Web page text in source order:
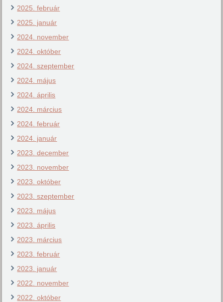
2025. február
2025. január
2024. november
2024. október
2024. szeptember
2024. május
2024. április
2024. március
2024. február
2024. január
2023. december
2023. november
2023. október
2023. szeptember
2023. május
2023. április
2023. március
2023. február
2023. január
2022. november
2022. október